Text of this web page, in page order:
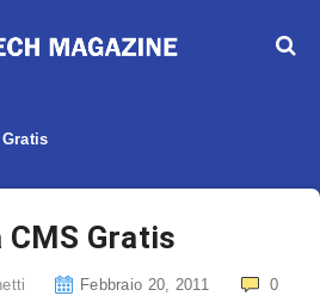
Gratis
Febbraio 20, 2011 0